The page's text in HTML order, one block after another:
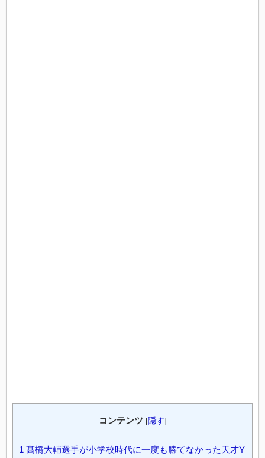
コンテンツ [隠す]
1 髙橋大輔選手が小学校時代に一度も勝てなかった天才Y